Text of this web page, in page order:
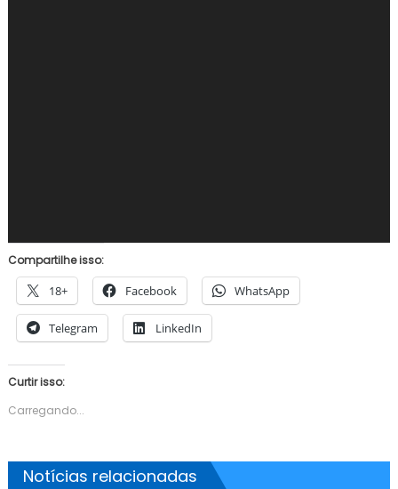
Compartilhe isso:
18+ Facebook WhatsApp
Telegram LinkedIn
Curtir isso:
Carregando...
Notícias relacionadas